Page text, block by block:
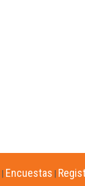
Encuestas